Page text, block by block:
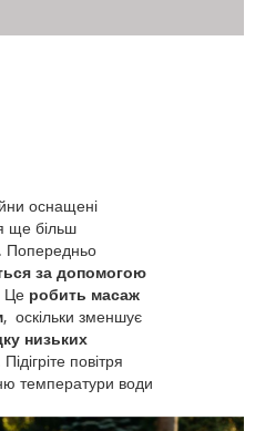
оснащені
ще більш
Попередньо
за допомогою
Це робить масаж
, оскільки зменшує
низьких
Підігріте повітря
температури води